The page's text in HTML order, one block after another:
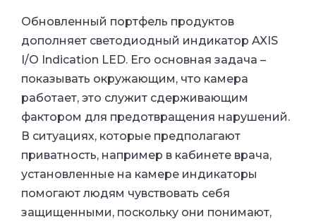
Обновленный портфель продуктов
дополняет светодиодный индикатор AXIS
I/O Indication LED. Его основная задача –
показывать окружающим, что камера
работает, это служит сдерживающим
фактором для предотвращения нарушений.
В ситуациях, которые предполагают
приватность, например в кабинете врача,
установленные на камере индикаторы
помогают людям чувствовать себя
защищенными, поскольку они понимают,